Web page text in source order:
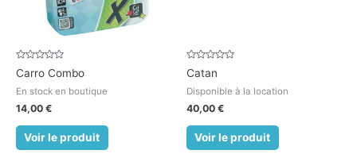
Note
0
5
Carro Combo
En stock en boutique
14,00 €
Voir le produit
Note
0
5
Catan
Disponible à la location
40,00 €
Voir le produit